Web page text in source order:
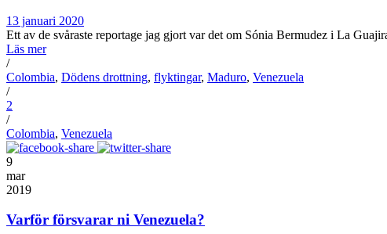
13 januari 2020
Ett av de svåraste reportage jag gjort var det om Sónia Bermudez i La
Läs mer
/
Colombia, Dödens drottning, flyktingar, Maduro, Venezuela
/
2
/
Colombia, Venezuela
9
mar
2019
Varför försvarar ni Venezuela?